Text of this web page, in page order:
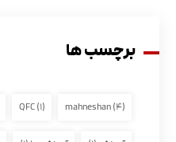
برچسب ها
mahneshan(۴) QFC(۱)